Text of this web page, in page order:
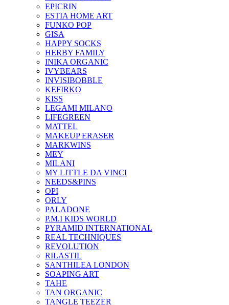
EPICRIN
ESTIA HOME ART
FUNKO POP
GISA
HAPPY SOCKS
HERBY FAMILY
INIKA ORGANIC
IVYBEARS
INVISIBOBBLE
KEFIRKO
KISS
LEGAMI MILANO
LIFEGREEN
MATTEL
MAKEUP ERASER
MARKWINS
MEY
MILANI
MY LITTLE DA VINCI
NEEDS&PINS
OPI
ORLY
PALADONE
P.M.I KIDS WORLD
PYRAMID INTERNATIONAL
REAL TECHNIQUES
REVOLUTION
RILASTIL
SANTHILEA LONDON
SOAPING ART
TAHE
TAN ORGANIC
TANGLE TEEZER